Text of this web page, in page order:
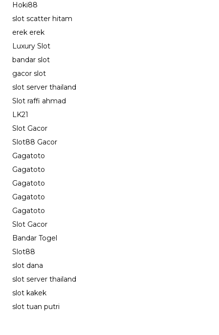
Hoki88
slot scatter hitam
erek erek
Luxury Slot
bandar slot
gacor slot
slot server thailand
Slot raffi ahmad
LK21
Slot Gacor
Slot88 Gacor
Gagatoto
Gagatoto
Gagatoto
Gagatoto
Gagatoto
Slot Gacor
Bandar Togel
Slot88
slot dana
slot server thailand
slot kakek
slot tuan putri